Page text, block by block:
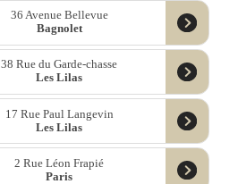
36 Avenue Bellevue
Bagnolet
38 Rue du Garde-chasse
Les Lilas
17 Rue Paul Langevin
Les Lilas
2 Rue Léon Frapié
Paris